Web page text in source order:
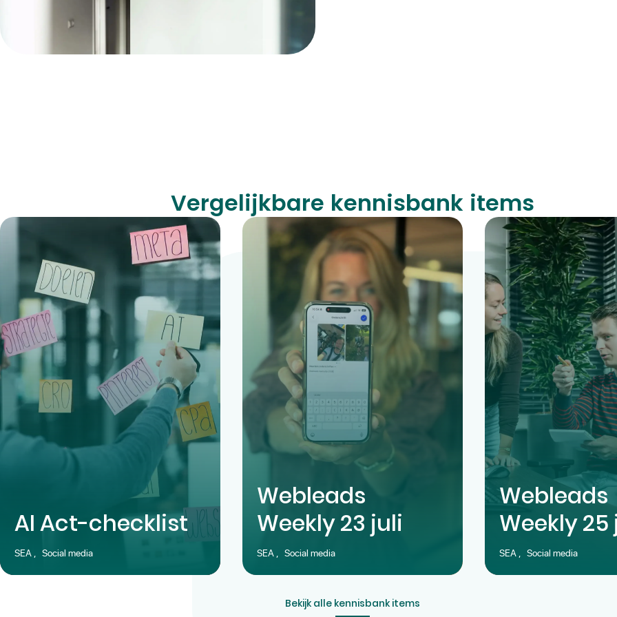
Vergelijkbare kennisbank items
AI Act-checklist
SEA , Social media
Webleads
Weekly 23 juli
SEA , Social media
Webleads
Weekly
SEA , Social media
Bekijk alle kennisbank items